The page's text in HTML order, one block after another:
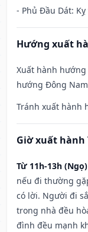
- Phủ Đầu Dát:
Hướng xuất
Xuất hành hướng
hướng Đông
Tránh xuất hành
Giờ xuất hành
Từ 11h-13h
nếu đi thường
có lời. Người đi
trong nhà đều
đình đều mạnh